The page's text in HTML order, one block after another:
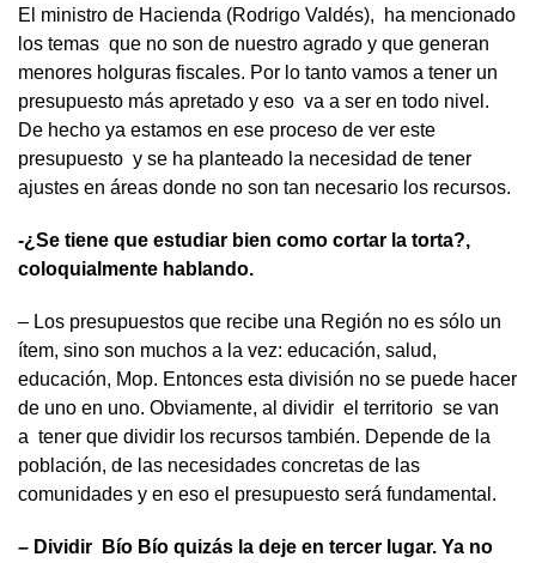
El ministro de Hacienda (Rodrigo Valdés), ha mencionado
los temas que no son de nuestro agrado y que generan
menores holguras fiscales. Por lo tanto vamos a tener un
presupuesto más apretado y eso va a ser en todo nivel.
De hecho ya estamos en ese proceso de ver este
presupuesto y se ha planteado la necesidad de tener
ajustes en áreas donde no son tan necesario los recursos.
-¿Se tiene que estudiar bien como cortar la torta?,
coloquialmente hablando.
– Los presupuestos que recibe una Región no es sólo un
ítem, sino son muchos a la vez: educación, salud,
educación, Mop. Entonces esta división no se puede hacer
de uno en uno. Obviamente, al dividir el territorio se van
a tener que dividir los recursos también. Depende de la
población, de las necesidades concretas de las
comunidades y en eso el presupuesto será fundamental.
– Dividir Bío Bío quizás la deje en tercer lugar. Ya no